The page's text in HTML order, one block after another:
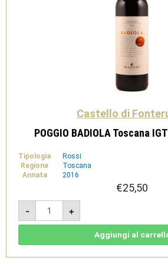
Castello di
POGGIO BADIOLA Toscana
Tipologia
Rossi
Regione
Toscana
Annata
2016
€25,50
-
POGGIO
BADIOLA
Toscana
IGT
+
Aggiungi al